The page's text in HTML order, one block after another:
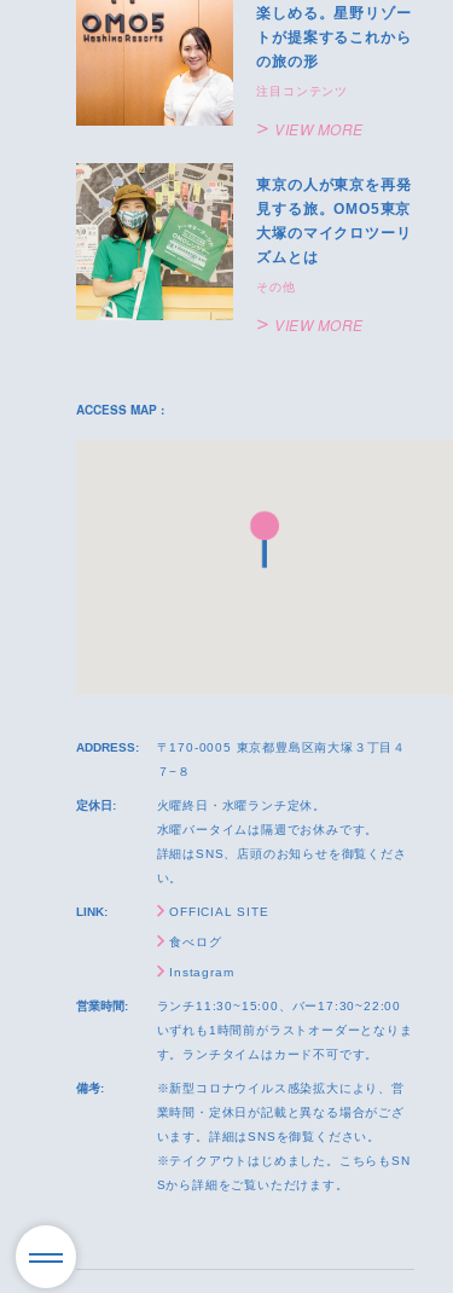
楽しめる。星野リゾー
トが提案するこれから
の旅の形
注目コンテンツ
VIEW MORE
東京の人が東京を再発
見する旅。OMO5東京
大塚のマイクロツーリ
ズムとは
その他
VIEW MORE
ACCESS MAP :
ADDRESS:
〒170-0005 東京都豊島区南大塚３丁目４
７−８
定休日:
火曜終日・水曜ランチ定休。
水曜バータイムは隔週でお休みです。
詳細はSNS、店頭のお知らせを御覧くださ
い。
LINK: OFFICIAL SITE
食べログ
Instagram
営業時間:
ランチ11:30~15:00、バー17:30~22:00
いずれも1時間前がラストオーダーとなりま
す。ランチタイムはカード不可です。
備考:
※新型コロナウイルス感染拡大により、営
業時間・定休日が記載と異なる場合がござ
います。詳細はSNSを御覧ください。
※テイクアウトはじめました。こちらもSN
Sから詳細をご覧いただけます。